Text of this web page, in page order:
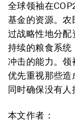
全球领袖在
基金的资源。农
过战略性地分配
持续的粮食系统
冲击的能力。领
优先重视那些造
同时确保没有人
本文作者：